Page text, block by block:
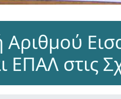
Αριθμού
ΕΠΑΛ στις